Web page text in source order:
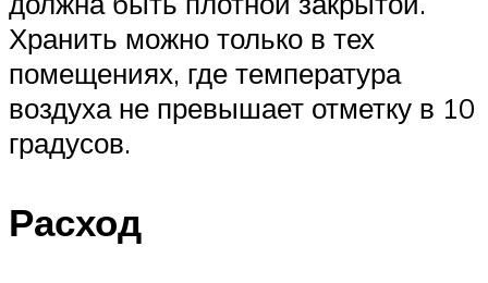
Хранить можно только в тех
помещениях, где температура
воздуха не превышает отметку в 10
градусов.
Расход